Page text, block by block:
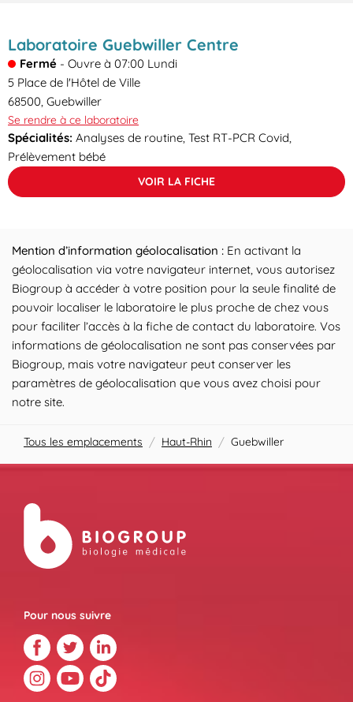
Laboratoire Guebwiller Centre
Fermé - Ouvre à 07:00 Lundi
5 Place de l'Hôtel de Ville
68500, Guebwiller
Se rendre à ce laboratoire
Spécialités: Analyses de routine, Test RT-PCR Covid,
Prélèvement bébé
VOIR LA FICHE
Mention d’information géolocalisation : En activant la
géolocalisation via votre navigateur internet, vous autorisez
Biogroup à accéder à votre position pour la seule finalité de
pouvoir localiser le laboratoire le plus proche de chez vous
pour faciliter l’accès à la fiche de contact du laboratoire. Vos
informations de géolocalisation ne sont pas conservées par
Biogroup, mais votre navigateur peut conserver les
paramètres de géolocalisation que vous avez choisi pour
notre site.
Tous les emplacements / Haut-Rhin / Guebwiller
Pour nous suivre